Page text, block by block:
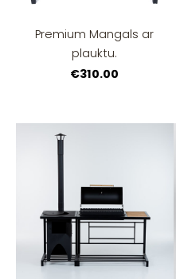
Premium Mangals ar
plauktu.
€310.00